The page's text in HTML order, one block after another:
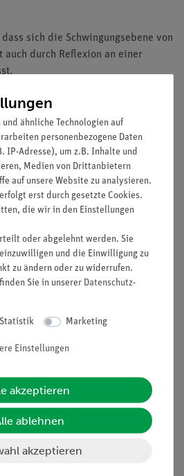
sich die Schwingungsebene von
durch Reflexion an einer
- All-in-one: Nutzbar für
Optik auf dem Tisch,
der optischen Bank
jederzeit möglich und keine
erforderlich, dadurch
für den Schüler
Lichtbündel schräg auf einen
mit glatter Oberfläche auftreffen
bei dem der
der Polarisationswinkel (αp)
den dazugehörigen
αp und βp bestehen.
ähnliche Technologien auf
personenbezogene Daten
IP-Adresse), um z.B. Inhalte und
Medien von Drittanbietern
auf unsere Website zu analysieren.
erst durch gesetzte Cookies.
die wir in den Einstellungen
oder abgelehnt werden. Sie
und die Einwilligung zu
zu ändern oder zu widerrufen.
Sie in unserer Daten­schutz­
Statistik Marketing
Einstellungen
akzeptieren
ablehnen
akzeptieren